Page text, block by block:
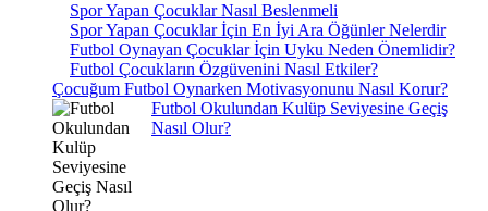
Spor Yapan Çocuklar Nasıl Beslenmeli
Spor Yapan Çocuklar İçin En İyi Ara Öğünler Nelerdir
Futbol Oynayan Çocuklar İçin Uyku Neden Önemlidir?
Futbol Çocukların Özgüvenini Nasıl Etkiler?
Çocuğum Futbol Oynarken Motivasyonunu Nasıl Korur?
Futbol Okulundan Kulüp Seviyesine Geçiş
Nasıl Olur?